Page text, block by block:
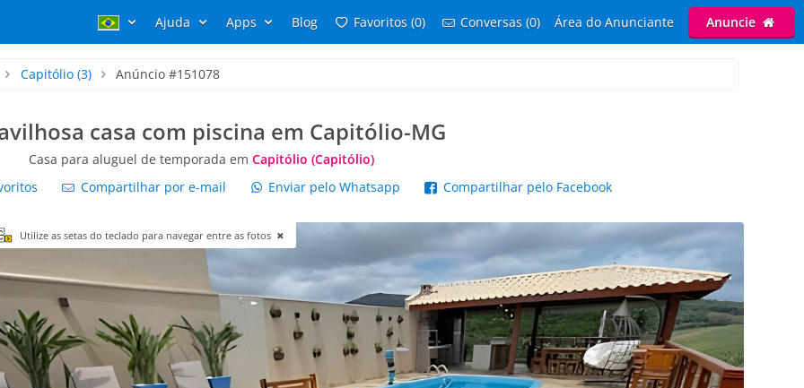
Ajuda Apps Blog Favoritos (0) Conversas (0) Área do Anunciante Anuncie
Capitólio(3) Anúncio #151078
casa com piscina em Capitólio-MG
Casa para aluguel de temporada em Capitólio (Capitólio)
Compartilhar por e-mail Enviar pelo Whatsapp Compartilhar pelo Facebook
Utilize as setas do teclado para navegar entre as fotos